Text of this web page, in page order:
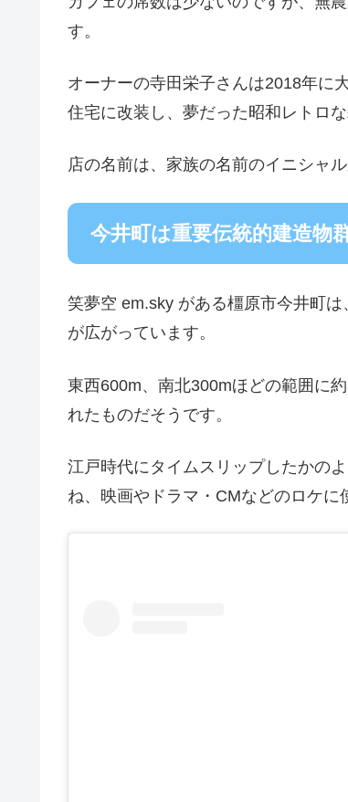
す。
オーナーの寺田栄子さんは2018年に
住宅に改装し、夢だった昭和レトロ
店の名前は、家族の名前のイニシャ
今井町は重要伝統的建造物
笑夢空 em.sky がある橿原市今井町
が広がっています。
東西600m、南北300mほどの範囲に
れたものだそうです。
江戸時代にタイムスリップしたかの
ね、映画やドラマ・CMなどのロケに